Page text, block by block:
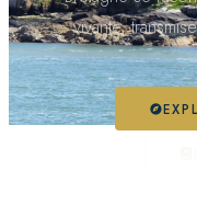
vivante,